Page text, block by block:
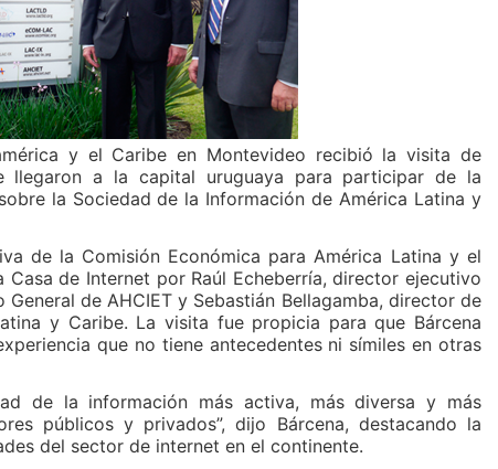
y el Caribe en Montevideo recibió la visita de
llegaron a la capital uruguaya para participar de la
la Sociedad de la Información de América Latina y
de la Comisión Económica para América Latina y el
de Internet por Raúl Echeberría, director ejecutivo
de AHCIET y Sebastián Bellagamba, director de
y Caribe. La visita fue propicia para que Bárcena
que no tiene antecedentes ni símiles en otras
de la información más activa, más diversa y más
públicos y privados”, dijo Bárcena, destacando la
del sector de internet en el continente.